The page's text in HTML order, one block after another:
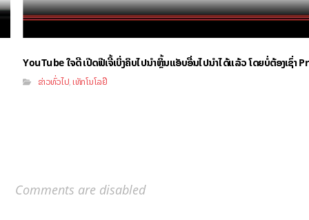
YouTube ໃຈດີ ເປີດຟີເຈີ້ເບິ່ງຄິບໄປນຳຫຼິ້ນແອັບອື່ນໄປນຳໄດ້ແລ້ວ ໂດຍບໍ່ຕ້ອງເຊົ່າ
ຂ່າວທົ່ວໄປ,ເທັກໂນໂລຢີ
Comments are disabled